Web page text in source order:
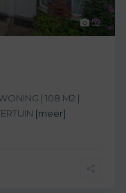
52
| 108 M2 |
[meer]